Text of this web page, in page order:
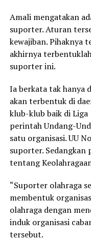
Amali mengatakan
suporter. Aturan
kewajiban. Pihaknya
akhirnya
suporter ini.
Ia berkata tak hanya
akan terbentuk di
klub-klub baik di Liga
perintah Undang-
satu organisasi. UU
suporter. Sedangkan
tentang
“Suporter olahraga
membentuk
olahraga dengan
induk organisasi
tersebut.